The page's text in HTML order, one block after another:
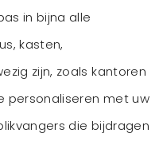
in bijna alle
kasten,
zijn, zoals kantoren
personaliseren met uw
die bijdragen